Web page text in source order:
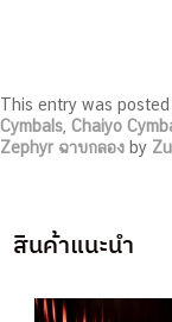
This entry was posted
Cymbals Chaiyo
Zephyr ฉาบกลอง by
สินค้าแนะนำ